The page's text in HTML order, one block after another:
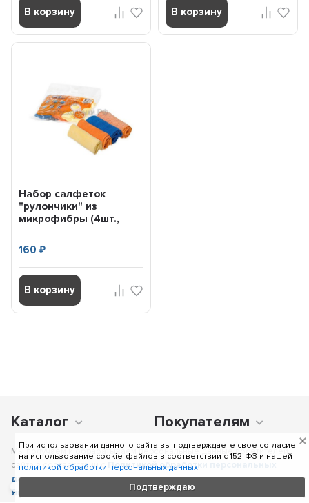
При использовании данного сайта вы подтверждаете свое согласие
на использование cookie-файлов в соответствии c 152-ФЗ и нашей
политикой обработки персональных данных
Подтверждаю
В корзину В корзину
Набор салфеток
"рулончики" из
микрофибры (4шт.,
160₽
В корзину
Каталог Покупателям
Мы получаем и обрабатываем персональные данные посетителей
сайта в соответствии с Политикой обработки персональных
данных, в том числе с использованием сервиса аналитики
Яндекс.Метрика
. Отправка персональных данных с помощью